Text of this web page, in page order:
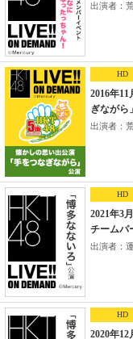
出演者：
HD
2016年
ぎながら
出演者：
HD
2021年3
チームパ
出演者：
HD
2020年